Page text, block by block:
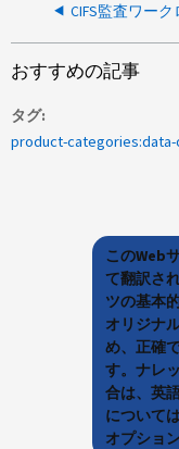
おすすめの記事
タグ
product-categories:data-
このWeb
て翻訳さ
ツの基本
オリジナ
め、正確
す。ナレ
合は、英
について
オプショ